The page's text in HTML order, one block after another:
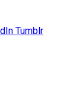
Tumblr